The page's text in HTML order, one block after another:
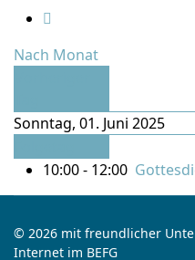
Nach Monat
Sonntag, 01. Juni 2025
10:00 - 12:00
© 2026 mit freundlicher
Internet im BEFG